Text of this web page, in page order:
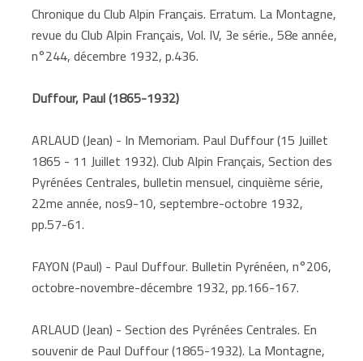
Chronique du Club Alpin Français. Erratum. La Montagne,
revue du Club Alpin Français, Vol. IV, 3e série., 58e année,
n°244, décembre 1932, p.436.
Duffour, Paul (1865-1932)
ARLAUD (Jean) - In Memoriam. Paul Duffour (15 Juillet
1865 - 11 Juillet 1932). Club Alpin Français, Section des
Pyrénées Centrales, bulletin mensuel, cinquième série,
22me année, nos9-10, septembre-octobre 1932,
pp.57-61.
FAYON (Paul) - Paul Duffour. Bulletin Pyrénéen, n°206,
octobre-novembre-décembre 1932, pp.166-167.
ARLAUD (Jean) - Section des Pyrénées Centrales. En
souvenir de Paul Duffour (1865-1932). La Montagne,